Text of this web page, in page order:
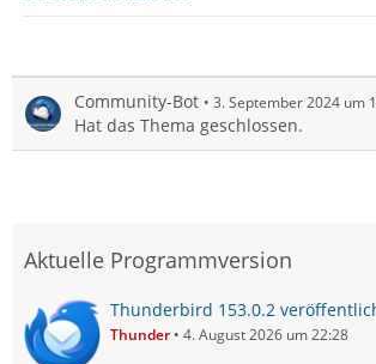
Community-Bot 3. September 2024 um
Hat das Thema geschlossen.
Aktuelle Programmversion
Thunderbird 153.0.2
Thunder 4. August 2026 um 22:28